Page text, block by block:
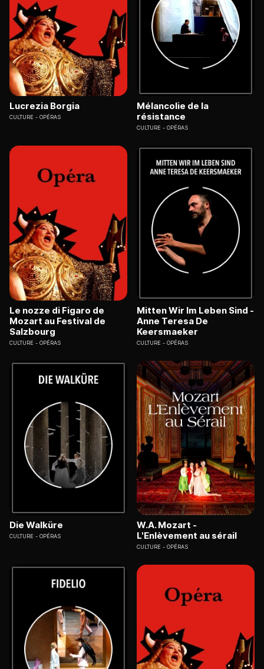
Lucrezia Borgia
CULTURE OPÉRAS
Mélancolie de la
résistance
CULTURE OPÉRAS
Le nozze di Figaro de
Mozart au Festival de
Salzbourg
CULTURE OPÉRAS
Mitten Wir Im Leben Sind -
Anne Teresa De
Keersmaeker
CULTURE OPÉRAS
Die Walküre
CULTURE OPÉRAS
W.A. Mozart -
L'Enlèvement au sérail
CULTURE OPÉRAS